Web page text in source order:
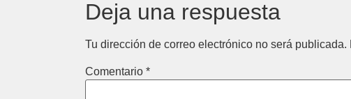
Deja una respuesta
Tu dirección de correo electrónico no será publicada.
Comentario *